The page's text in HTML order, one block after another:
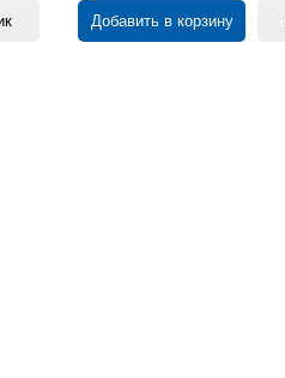
Добавить в корзину